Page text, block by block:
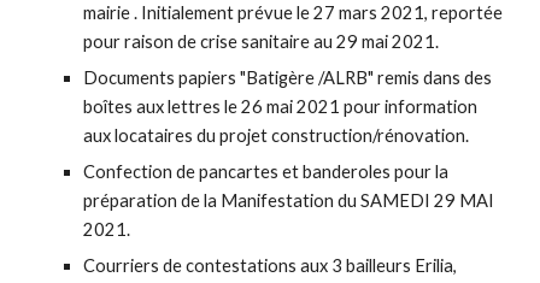
mairie . Initialement prévue le 27 mars 2021, reportée
pour raison de crise sanitaire au 29 mai 2021.
Documents papiers "Batigère /ALRB" remis dans des
boîtes aux lettres le 26 mai 2021 pour information
aux locataires du projet construction/rénovation.
Confection de pancartes et banderoles pour la
préparation de la Manifestation du SAMEDI 29 MAI
2021.
Courriers de contestations aux 3 bailleurs Erilia,